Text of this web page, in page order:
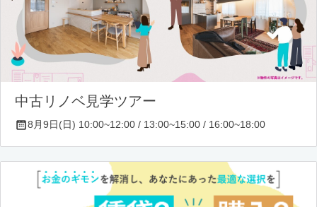
中古リノベ見学ツアー
8月9日(日) 10:00~12:00 / 13:00~15:00 / 16:00~18:00